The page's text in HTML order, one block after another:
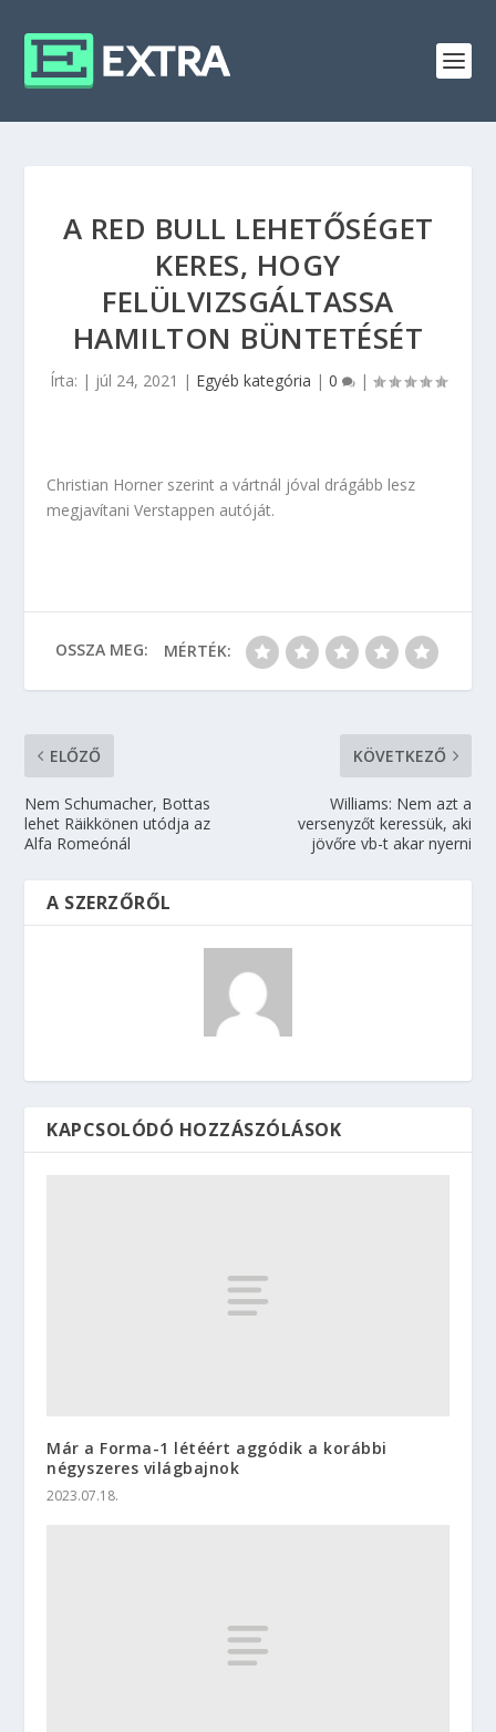
A RED BULL LEHETŐSÉGET
KERES, HOGY
FELÜLVIZSGÁLTASSA
HAMILTON BÜNTETÉSÉT
Írta: | júl 24, 2021 | Egyéb kategória | 0 |
Christian Horner szerint a vártnál jóval drágább lesz
megjavítani Verstappen autóját.
OSSZA MEG: MÉRTÉK:
ELŐZŐ
Nem Schumacher, Bottas
lehet Räikkönen utódja az
Alfa Romeónál
KÖVETKEZŐ
Williams: Nem azt a
versenyzőt keressük, aki
jövőre vb-t akar nyerni
A SZERZŐRŐL
KAPCSOLÓDÓ HOZZÁSZÓLÁSOK
Már a Forma-1 létéért aggódik a korábbi
négyszeres világbajnok
2023.07.18.